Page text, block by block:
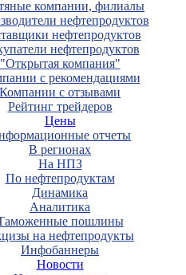
компании, филиалы
нефтепродуктов
нефтепродуктов
нефтепродуктов
"Открытая компания"
с рекомендациями
Компании с отзывами
Рейтинг трейдеров
Цены
отчеты
В регионах
На НПЗ
По нефтепродуктам
Динамика
Аналитика
пошлины
на нефтепродукты
Инфобаннеры
Новости